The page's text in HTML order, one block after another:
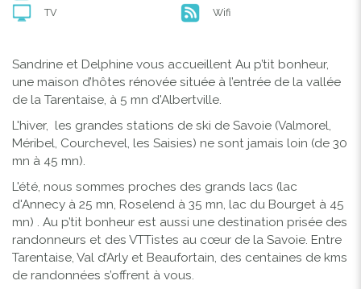
TV
Wifi
Sandrine et Delphine vous accueillent Au p’tit bonheur,
une maison d’hôtes rénovée située à l’entrée de la vallée
de la Tarentaise, à 5 mn d'Albertville.
L'hiver, les grandes stations de ski de Savoie (Valmorel,
Méribel, Courchevel, les Saisies) ne sont jamais loin (de 30
mn à 45 mn).
L'été, nous sommes proches des grands lacs (lac
d'Annecy à 25 mn, Roselend à 35 mn, lac du Bourget à 45
mn) . Au p’tit bonheur est aussi une destination prisée des
randonneurs et des VTTistes au cœur de la Savoie. Entre
Tarentaise, Val d’Arly et Beaufortain, des centaines de kms
de randonnées s’offrent à vous.